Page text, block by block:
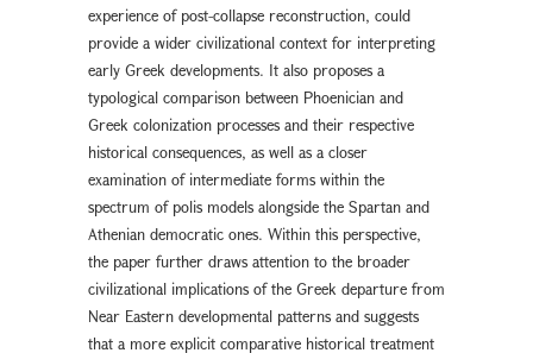
experience of post-collapse reconstruction, could
provide a wider civilizational context for interpreting
early Greek developments. It also proposes a
typological comparison between Phoenician and
Greek colonization processes and their respective
historical consequences, as well as a closer
examination of intermediate forms within the
spectrum of polis models alongside the Spartan and
Athenian democratic ones. Within this perspective,
the paper further draws attention to the broader
civilizational implications of the Greek departure from
Near Eastern developmental patterns and suggests
that a more explicit comparative historical treatment